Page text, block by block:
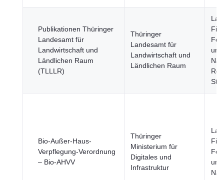
Publikationen Thüringer
Landesamt für
Landwirtschaft und
Ländlichen Raum
(TLLLR)
Thüringer
Landesamt für
Landwirtschaft und
Ländlichen Raum
und
Bio-Außer-Haus-
Verpflegung-Verordnung
– Bio-AHVV
Thüringer
Ministerium für
Digitales und
Infrastruktur
und